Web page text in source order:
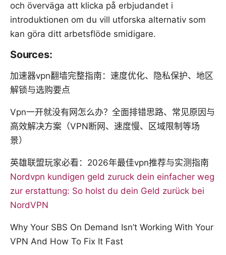
och överväga att klicka på erbjudandet i
introduktionen om du vill utforska alternativ som
kan göra ditt arbetsflöde smidigare.
Sources:
加速器vpn翻墙完整指南：速度优化、隐私保护、地区
解锁与选购要点
Vpn一开就没有网怎么办？全面排错思路、常见原因与
高效解决方案（VPN断网、速度慢、区域限制等场
景）
英雄联盟玩家必看：2026年最佳vpn推荐与实测指南
Nordvpn kundigen geld zuruck dein einfacher weg
zur erstattung: So holst du dein Geld zurück bei
NordVPN
Why Your SBS On Demand Isn’t Working With Your
VPN And How To Fix It Fast